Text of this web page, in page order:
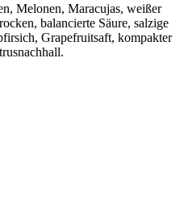
Melonen, Maracujas, weißer
balancierte Säure, salzige
Grapefruitsaft, kompakter